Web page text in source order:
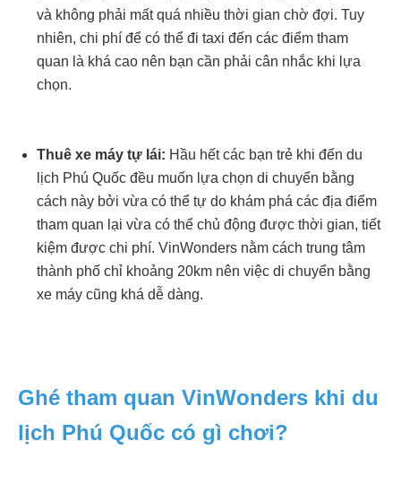
và không phải mất quá nhiều thời gian chờ đợi. Tuy
nhiên, chi phí để có thể đi taxi đến các điểm tham
quan là khá cao nên bạn cần phải cân nhắc khi lựa
chọn.
Thuê xe máy tự lái: Hầu hết các bạn trẻ khi đến du
lịch Phú Quốc đều muốn lựa chọn di chuyển bằng
cách này bởi vừa có thể tự do khám phá các địa điểm
tham quan lại vừa có thể chủ động được thời gian, tiết
kiệm được chi phí. VinWonders nằm cách trung tâm
thành phố chỉ khoảng 20km nên việc di chuyển bằng
xe máy cũng khá dễ dàng.
Ghé tham quan VinWonders khi du
lịch Phú Quốc có gì chơi?